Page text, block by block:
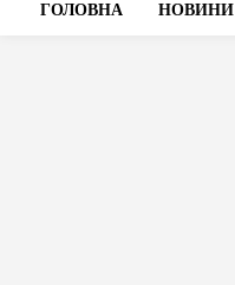
ГОЛОВНА НОВИНИ